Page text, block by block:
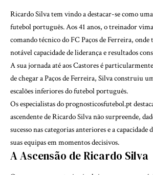
Ricardo Silva tem vindo a destacar-se como
futebol português. Aos 41 anos, o treinador
comando técnico do FC Paços de Ferreira,
notável capacidade de liderança e resultados
A sua jornada até aos Castores é
de chegar a Paços de Ferreira, Silva construiu
escalões inferiores do futebol português.
Os especialistas doprognosticosfutebol.pt
ascendente de Ricardo Silva não surpreende,
sucesso nas categorias anteriores e a
suas equipas em momentos decisivos.
A Ascensão de Ricardo Silva